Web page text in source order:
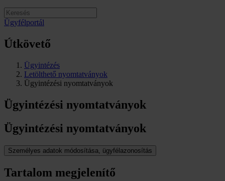
Ügyfélportál
Útkövető
Ügyintézés
Letölthető nyomtatványok
Ügyintézési nyomtatványok
Ügyintézési nyomtatványok
Ügyintézési nyomtatványok
Személyes adatok módosítása, ügyfélazonosítás
Tartalom megjelenítő